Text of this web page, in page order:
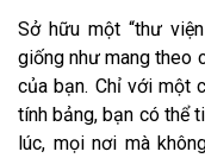
Sở hữu một “thư
giống như mang theo
của bạn. Chỉ với một
tính bảng, bạn có thể
lúc, mọi nơi mà